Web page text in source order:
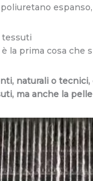
la prima cosa che
naturali o
ma anche la